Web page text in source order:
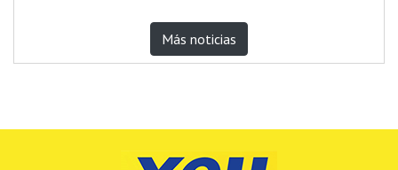
Más noticias